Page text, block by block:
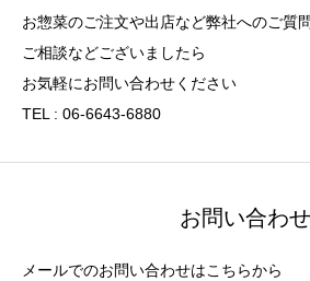
お惣菜のご注文や出店など弊社へのご質
ご相談などございましたら
お気軽にお問い合わせください
TEL : 06-6643-6880
お問い合わせ
メールでのお問い合わせはこちらから